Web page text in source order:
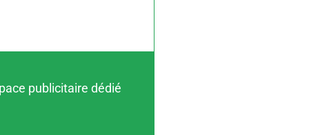
publicitaire dédié